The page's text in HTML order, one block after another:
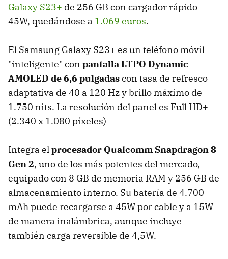
Galaxy S23+ de 256 GB con cargador rápido
45W, quedándose a 1.069 euros.
El Samsung Galaxy S23+ es un teléfono móvil
"inteligente" con pantalla LTPO Dynamic
AMOLED de 6,6 pulgadascon tasa de refresco
adaptativa de 40 a 120 Hz y brillo máximo de
1.750 nits. La resolución del panel es Full HD+
(2.340 x 1.080 píxeles)
Integra el procesador Qualcomm Snapdragon 8
Gen 2, uno de los más potentes del mercado,
equipado con 8 GB de memoria RAM y 256 GB de
almacenamiento interno. Su batería de 4.700
mAh puede recargarse a 45W por cable y a 15W
de manera inalámbrica, aunque incluye
también carga reversible de 4,5W.